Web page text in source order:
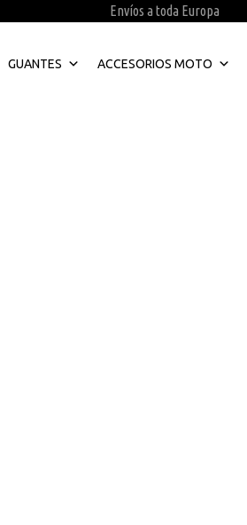
Envíos a toda Europa
GUANTES ACCESORIOS MOTO